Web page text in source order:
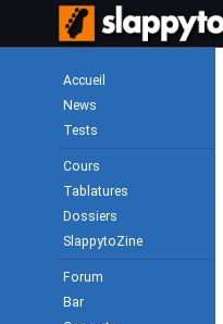
Accueil
News
Tests
Cours
Tablatures
Dossiers
SlappytoZine
Forum
Bar